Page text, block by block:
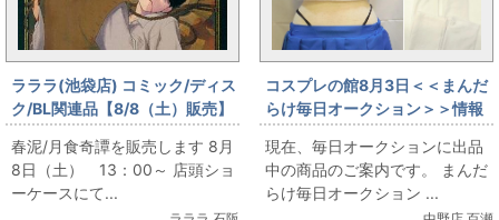
ラララ(池袋店) コミック/ディス
ク/BL関連品【8/8（土）販売】
🌕春泥/月食奇譚を販売します🌕
春泥/月食奇譚を販売します 8月
8日（土） 13：00～ 店頭ショ
ーケースにて...
コスプレの館8月3日＜＜まんだ
らけ毎日オークション＞＞情報
です
現在、毎日オークションに出品
中の商品のご案内です。 まんだ
らけ毎日オークション ...